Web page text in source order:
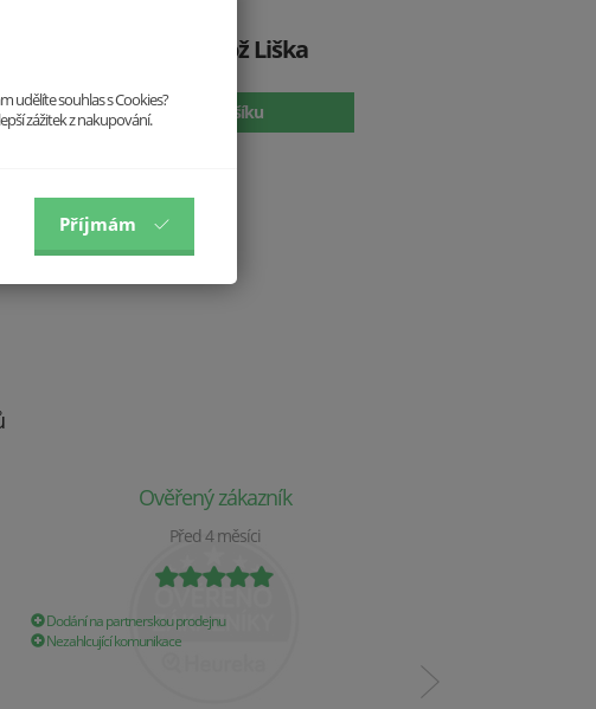
Dřevěná brož Liška
Vložit do košíku
Ověřený zákazník
Před 4 měsíci
Dodání na partnerskou prodejnu
Nezahlcující komunikace
udělíte souhlas s Cookies?
zážitek z nakupování.
Příjmám